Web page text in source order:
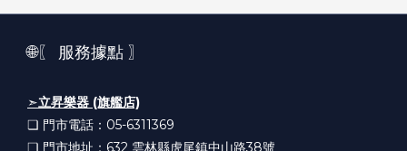
🌐〖 服務據點 〗
➣立昇樂器 (旗艦店)
❏ 門市電話：05-6311369
❏ 門市地址：632 雲林縣虎尾鎮中山路38號